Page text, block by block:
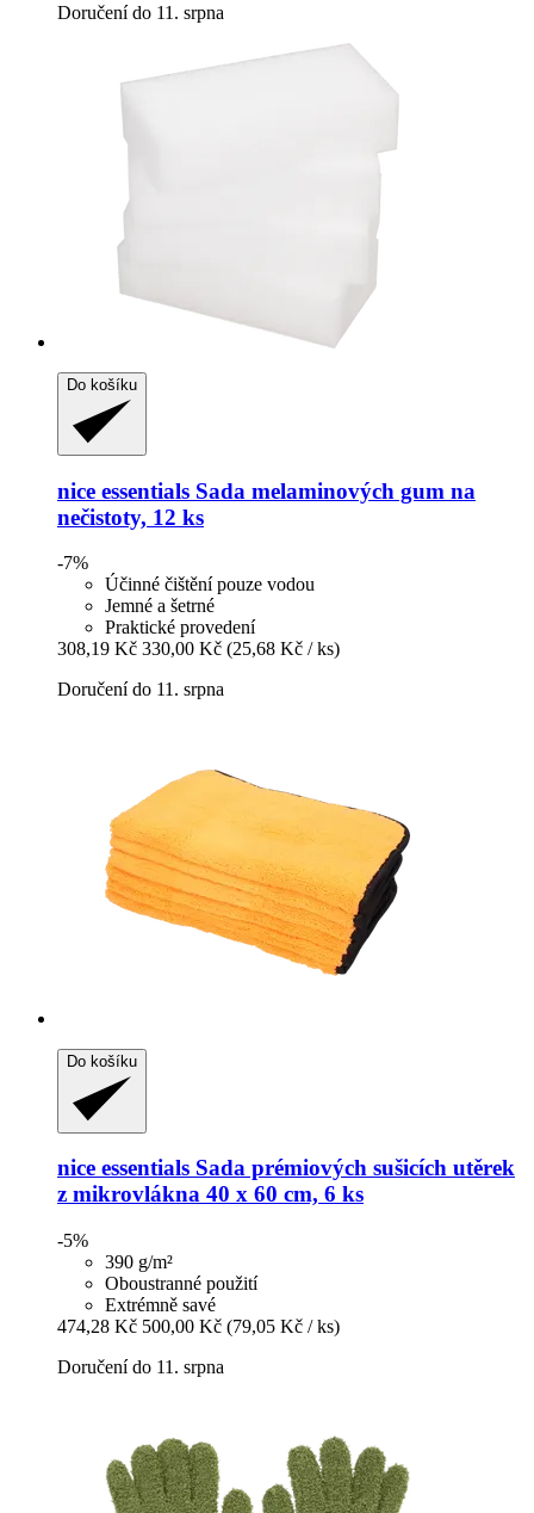
Doručení do 11. srpna
Do košíku
nice essentials Sada melaminových gum na
nečistoty, 12 ks
-7%
Účinné čištění pouze vodou
Jemné a šetrné
Praktické provedení
308,19 Kč 330,00 Kč (25,68 Kč / ks)
Doručení do 11. srpna
Do košíku
nice essentials Sada prémiových sušicích utěrek
z mikrovlákna 40 x 60 cm, 6 ks
-5%
390 g/m²
Oboustranné použití
Extrémně savé
474,28 Kč 500,00 Kč (79,05 Kč / ks)
Doručení do 11. srpna